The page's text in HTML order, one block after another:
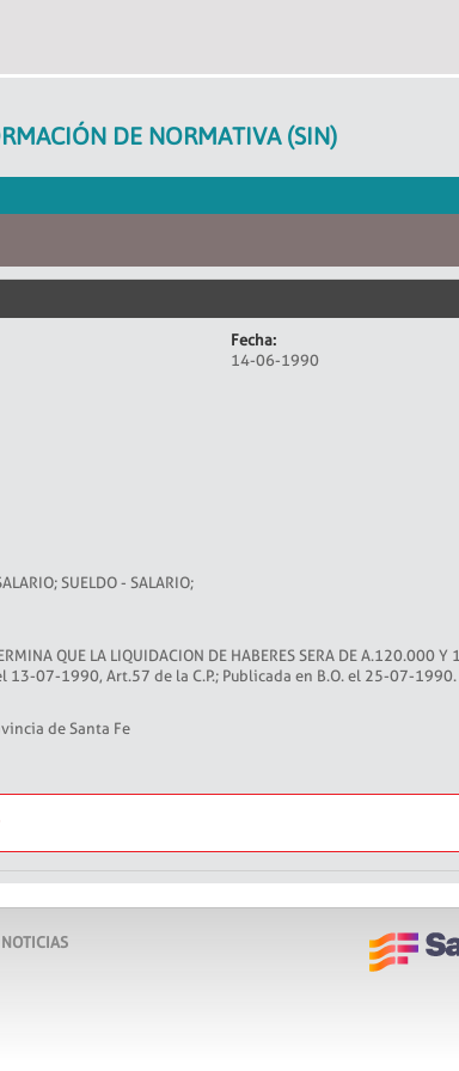
DE NORMATIVA (SIN)
Fecha:
14-06-1990
SUELDO - SALARIO;
QUE LA LIQUIDACION DE HABERES SERA DE A.120.000
13-07-1990, Art.57 de la C.P.; Publicada en B.O. el 25-07-1990.
de Santa Fe